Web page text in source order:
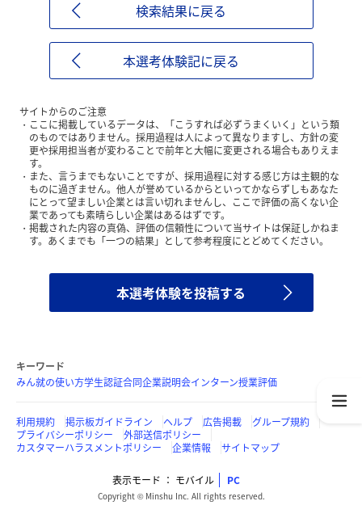
検索結果に戻る
本選考体験記に戻る
サイトからのご注意
ここに掲載しているデータは、「こうすれば必ずうまくいく」という類
のものではありません。採用過程は人によって異なりますし、方針の変
更や採用担当者が変わることで前年と大幅に変更される場合もありえま
す。
また、言うまでもないことですが、採用過程に対する感じ方は主観的な
ものに過ぎません。他人が誉めているからといってかならずしもあなた
にとって望ましい企業とは言い切れませんし、ここで評価の高くない企
業であっても素晴らしい企業はあるはずです。
掲載された内容の真偽、評価の信頼性について当サイトは保証しかねま
す。あくまでも「一つの結果」として参考程度にとどめてください。
本選考体験を投稿する
キーワード
みん就の使い方学生認証合同企業説明会インターン授業評価
利用規約 掲示板ガイドライン ヘルプ 広告掲載
グループ規約
プライバシーポリシー
外部送信ポリシー
カスタマーハラスメントポリシー
企業情報 サイトマップ
表示モード モバイル PC
Copyright © Minshu Inc. All rights reserved.